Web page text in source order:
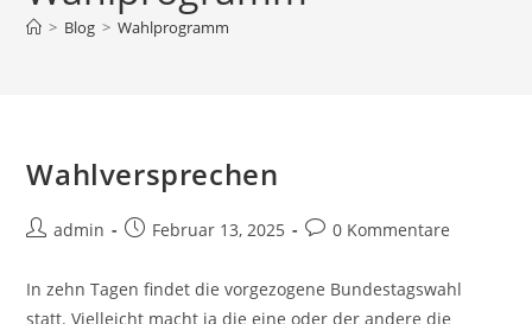
> Blog > Wahlprogramm
Wahlversprechen
Beitrags-
admin
BeitragFebruar 13, 2025
Beitrags-
0 Kommentare
In zehn Tagen findet die vorgezogene Bundestagswahl
statt. Vielleicht macht ja die eine oder der andere die